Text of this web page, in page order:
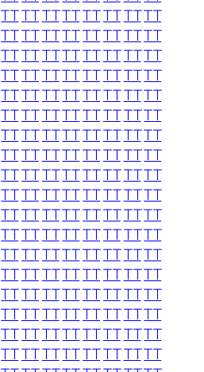
TTTTTTTTTTTTTTTT
TTTTTTTTTTTTTTTT
TTTTTTTTTTTTTTTT
TTTTTTTTTTTTTTTT
TTTTTTTTTTTTTTTT
TTTTTTTTTTTTTTTT
TTTTTTTTTTTTTTTT
TTTTTTTTTTTTTTTT
TTTTTTTTTTTTTTTT
TTTTTTTTTTTTTTTT
TTTTTTTTTTTTTTTT
TTTTTTTTTTTTTTTT
TTTTTTTTTTTTTTTT
TTTTTTTTTTTTTTTT
TTTTTTTTTTTTTTTT
TTTTTTTTTTTTTTTT
TTTTTTTTTTTTTTTT
TTTTTTTTTTTTTTTT